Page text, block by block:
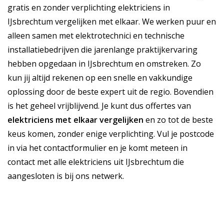
gratis en zonder verplichting elektriciens in
IJsbrechtum vergelijken met elkaar. We werken puur en
alleen samen met elektrotechnici en technische
installatiebedrijven die jarenlange praktijkervaring
hebben opgedaan in IJsbrechtum en omstreken. Zo
kun jij altijd rekenen op een snelle en vakkundige
oplossing door de beste expert uit de regio. Bovendien
is het geheel vrijblijvend. Je kunt dus offertes van
elektriciens met elkaar vergelijken en zo tot de beste
keus komen, zonder enige verplichting. Vul je postcode
in via het contactformulier en je komt meteen in
contact met alle elektriciens uit IJsbrechtum die
aangesloten is bij ons netwerk.